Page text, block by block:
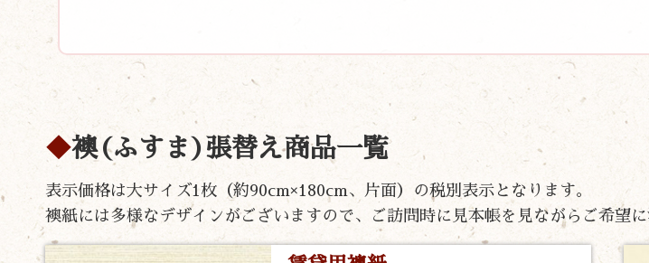
襖(ふすま)張替え商品一覧
表示価格は大サイズ1枚（約90cm×180cm、片面）の税別表示となります。
襖紙には多様なデザインがございますので、ご訪問時に見本帳を見ながらご希望